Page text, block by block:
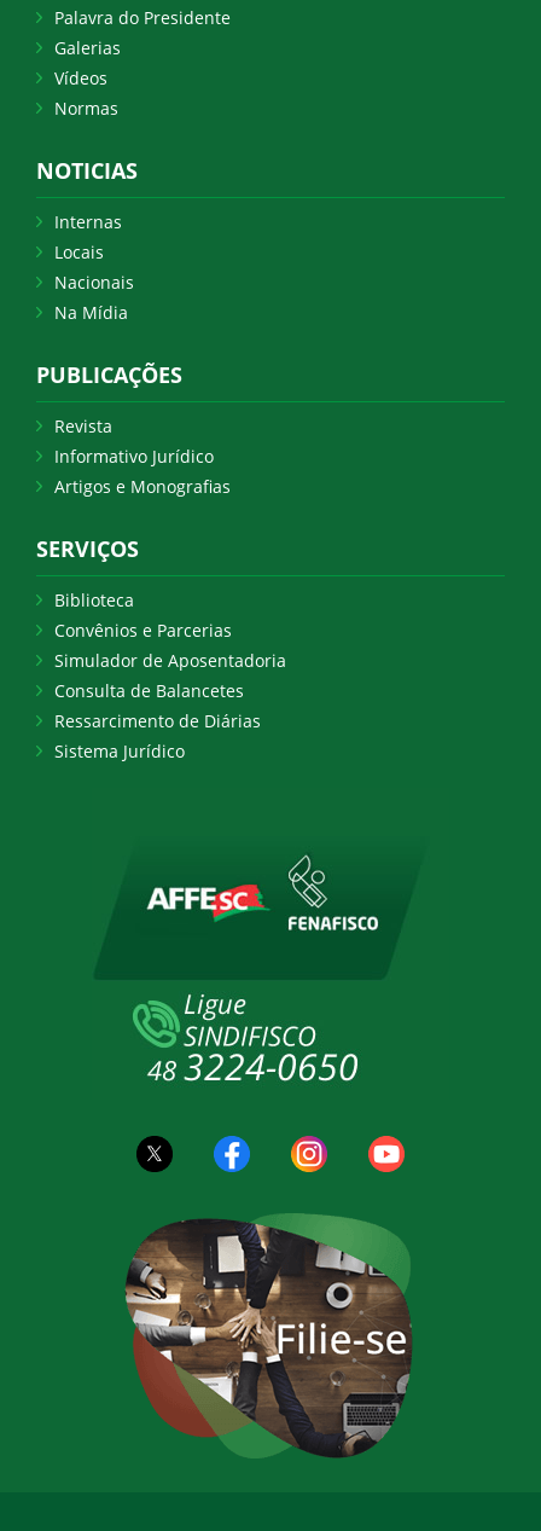
Palavra do Presidente
Galerias
Vídeos
Normas
NOTICIAS
Internas
Locais
Nacionais
Na Mídia
PUBLICAÇÕES
Revista
Informativo Jurídico
Artigos e Monografias
SERVIÇOS
Biblioteca
Convênios e Parcerias
Simulador de Aposentadoria
Consulta de Balancetes
Ressarcimento de Diárias
Sistema Jurídico